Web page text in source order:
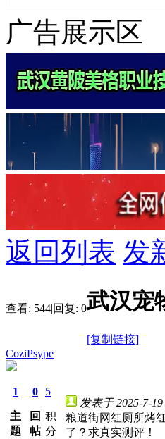
广告展示区
返回列表 发
查看: 544|回复: 0武汉宠
[复制链接]
CoziPsype
1
主
题
0
回
帖
5
积
分
发表于 2025-7-
粮道街网红厕所烤
了？求真实测评！